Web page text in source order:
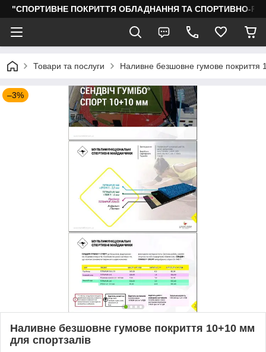
"СПОРТИВНЕ ПОКРИТТЯ ОБЛАДНАННЯ ТА СПОРТИВНО-
Товари та послуги Наливне безшовне гумове покриття
–3%
Наливне безшовне гумове покриття 10+10 мм
для спортзалів